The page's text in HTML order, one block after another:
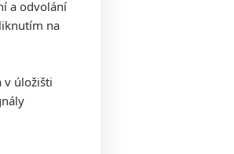
a odvolání
na
v úložišti